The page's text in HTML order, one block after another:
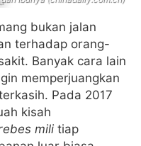
bukan jalan
terhadap orang-
Banyak cara lain
memperjuangkan
Pada 2017
kisah
militiap